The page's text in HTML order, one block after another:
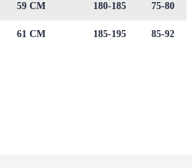
59 CM 180-185 75-80
61 CM 185-195 85-92